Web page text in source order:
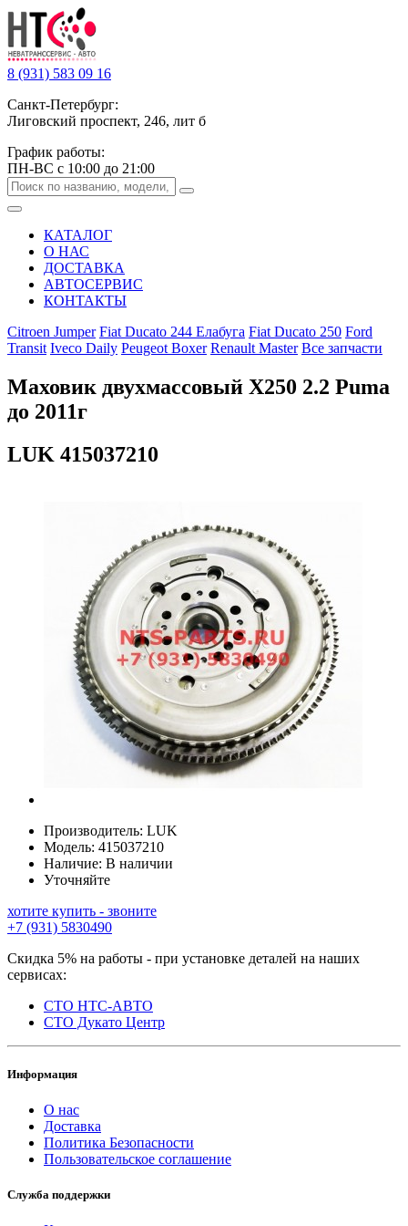
8 (931) 583 09 16
Санкт-Петербург:
Лиговский проспект, 246, лит б
График работы:
ПН-ВС с 10:00 до 21:00
КАТАЛОГ
О НАС
ДОСТАВКА
АВТОСЕРВИС
КОНТАКТЫ
Citroen Jumper Fiat Ducato 244 Елабуга Fiat Ducato 250 Ford
Transit Iveco Daily Peugeot Boxer Renault Master Все запчасти
Маховик двухмассовый Х250 2.2 Puma
до 2011г
LUK 415037210
Производитель: LUK
Модель: 415037210
Наличие: В наличии
Уточняйте
хотите купить - звоните
+7 (931) 5830490
Скидка 5% на работы - при установке деталей на наших
сервисах:
СТО НТС-АВТО
СТО Дукато Центр
Информация
О нас
Доставка
Политика Безопасности
Пользовательское соглашение
Служба поддержки